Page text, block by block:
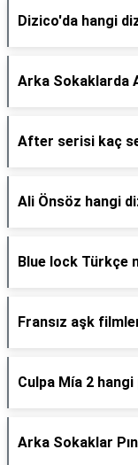
Dizico'da hangi
Arka Sokaklarda
After serisi kaç
Ali Önsöz hangi
Blue lock Türkçe
Fransız aşk
Culpa Mía 2
Arka Sokaklar